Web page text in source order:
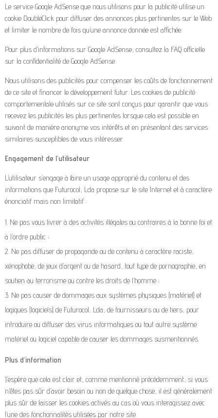
Le service Google AdSense que nous utilisons pour la publicité utilise un
cookie DoubleClick pour diffuser des annonces plus pertinentes sur le Web
et limiter le nombre de fois qu’une annonce donnée est affichée.
Pour plus d’informations sur Google AdSense, consultez la FAQ officielle
sur la confidentialité de Google AdSense.
Nous utilisons des publicités pour compenser les coûts de fonctionnement
de ce site et financer le développement futur. Les cookies de publicité
comportementale utilisés sur ce site sont conçus pour garantir que vous
recevez les publicités les plus pertinentes lorsque cela est possible en
suivant de manière anonyme vos intérêts et en présentant des services
similaires susceptibles de vous intéresser.
Engagement de l’utilisateur
L’utilisateur s’engage à faire un usage approprié du contenu et des
informations que Futurocol, Lda propose sur le site Internet et à caractère
énonciatif mais non limitatif :
Ne pas vous livrer à des activités illégales ou contraires à la bonne foi et
à l’ordre public ;
Ne pas diffuser de propagande ou de contenu à caractère raciste,
xénophobe, de jeux d’argent ou de hasard, tout type de pornographie, en
soutien au terrorisme ou contre les droits de l’homme ;
Ne pas causer de dommages aux systèmes physiques (matériel) et
logiques (logiciels) de Futurocol, Lda, de fournisseurs ou de tiers, pour
introduire ou diffuser des virus informatiques ou tout autre système
matériel ou logiciel capable de causer les dommages susmentionnés.
Plus d’information
J’espère que cela est clair et, comme mentionné précédemment, si vous
n’êtes pas sûr d’avoir besoin ou non de quelque chose, il est généralement
plus sûr de laisser les cookies activés au cas où vous interagissez avec
l’une des fonctionnalités utilisées par notre site.